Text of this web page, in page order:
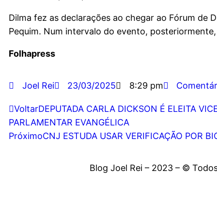
Dilma fez as declarações ao chegar ao Fórum de
Pequim. Num intervalo do evento,
Folhapress
Joel Rei 23/03/2025 8:29 pm
VoltarDEPUTADA CARLA DICKSON É ELEITA
PARLAMENTAR EVANGÉLICA
PróximoCNJ ESTUDA USAR VERIFICAÇÃO POR
Blog Joel Rei – 2023 – ©